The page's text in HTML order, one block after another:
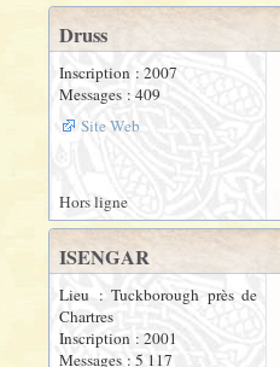
Druss
Inscription : 2007
Messages : 409
Site Web
Hors ligne
ISENGAR
Lieu : Tuckborough près de
Chartres
Inscription : 2001
Messages : 5 117